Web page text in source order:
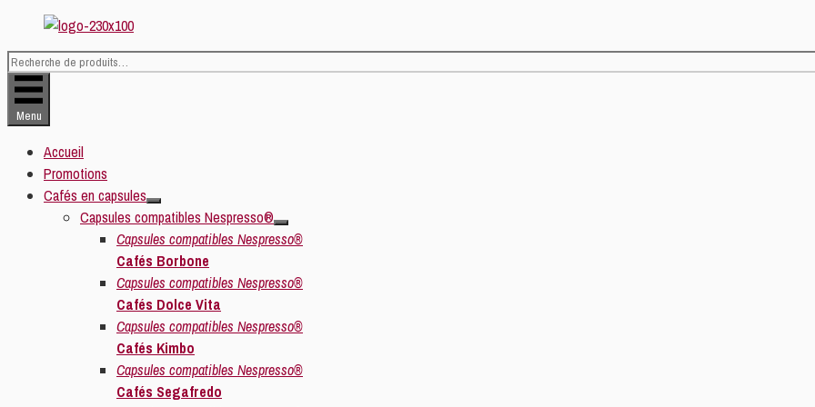
au
contenu
Recherche
pour :
Menu
Accueil
Promotions
Cafés en capsules
Capsules compatibles Nespresso®
Capsules compatibles Nespresso®
Cafés Borbone
Capsules compatibles Nespresso®
Cafés Dolce Vita
Capsules compatibles Nespresso®
Cafés Kimbo
Capsules compatibles Nespresso®
Cafés Segafredo